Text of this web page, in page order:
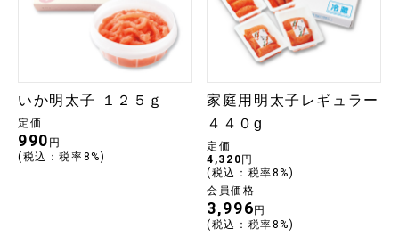
いか明太子 １２５ｇ
定価
990 円
(税込：税率8%)
家庭用明太子レギュラー
４４０g
定価
4,320円
(税込：税率8%)
会員価格
3,996円
(税込：税率8%)